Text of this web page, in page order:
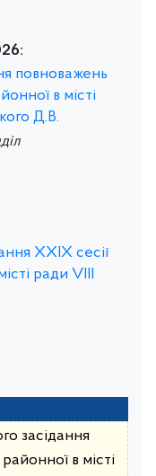
повноважень
в місті
Д.В.
ХХIХ сесії
ради VІIІ
засідання
в місті